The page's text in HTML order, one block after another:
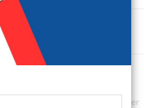
€ 14,46
Classics - Poetry - Theater